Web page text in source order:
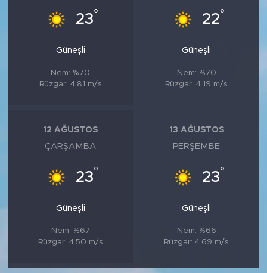
23°
Güneşli
Nem: %70
Rüzgar: 4.81 m/s
22°
Güneşli
Nem: %70
Rüzgar: 4.19 m/s
12 AĞUSTOS
ÇARŞAMBA
23°
Güneşli
Nem: %67
Rüzgar: 4.50 m/s
13 AĞUSTOS
PERŞEMBE
23°
Güneşli
Nem: %66
Rüzgar: 4.69 m/s